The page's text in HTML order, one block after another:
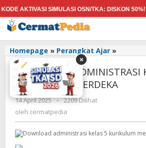
Lewati
ke
konten
SIMULASI OSN/TKA:DISKON 50%! •
Homepage » Perangkat Ajar »
KELAS
5
DOWNLOAD ADMINISTRASI
KURIKULUM MERDEKA
14 April 2025 oleh
cermatpedia
- 2209 Dilihat
oleh cermatpedia
×